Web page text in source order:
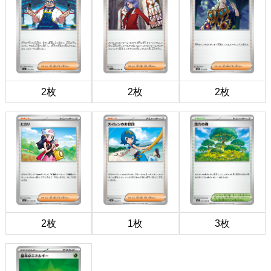
2枚 2枚 2枚
2枚 1枚 3枚